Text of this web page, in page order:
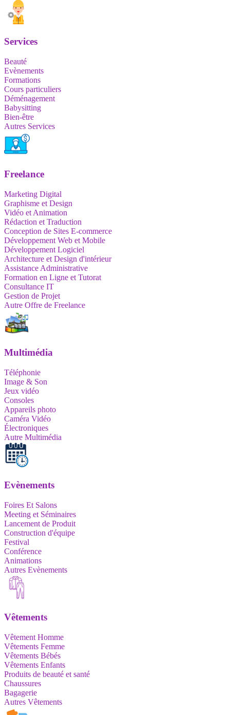
Services
Beauté
Evènements
Formations
Cours particuliers
Déménagement
Babysitting
Bien-être
Autres Services
Freelance
Marketing Digital
Graphisme et Design
Vidéo et Animation
Rédaction et Traduction
Conception de Sites E-commerce
Développement Web et Mobile
Développement Logiciel
Architecture et Design d'intérieur
Assistance Administrative
Formation en Ligne et Tutorat
Consultance IT
Gestion de Projet
Autre Offre de Freelance
Multimédia
Téléphonie
Image & Son
Jeux vidéo
Consoles
Appareils photo
Caméra Vidéo
Électroniques
Autre Multimédia
Evènements
Foires Et Salons
Meeting et Séminaires
Lancement de Produit
Construction d'équipe
Festival
Conférence
Animations
Autres Evènements
Vêtements
Vêtement Homme
Vêtements Femme
Vêtements Bébés
Vêtements Enfants
Produits de beauté et santé
Chaussures
Bagagerie
Autres Vêtements